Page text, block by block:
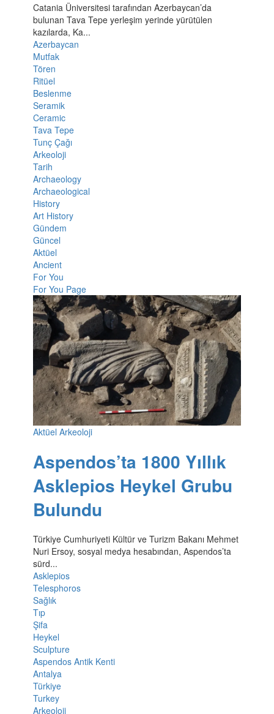
Catania Üniversitesi tarafından Azerbaycan’da
bulunan Tava Tepe yerleşim yerinde yürütülen
kazılarda, Ka...
Azerbaycan
Mutfak
Tören
Ritüel
Beslenme
Seramik
Ceramic
Tava Tepe
Tunç Çağı
Arkeoloji
Tarih
Archaeology
Archaeological
History
Art History
Gündem
Güncel
Aktüel
Ancient
For You
For You Page
Aktüel Arkeoloji
Aspendos’ta 1800 Yıllık
Asklepios Heykel Grubu
Bulundu
Türkiye Cumhuriyeti Kültür ve Turizm Bakanı Mehmet
Nuri Ersoy, sosyal medya hesabından, Aspendos’ta
sürd...
Asklepios
Telesphoros
Sağlık
Tıp
Şifa
Heykel
Sculpture
Aspendos Antik Kenti
Antalya
Türkiye
Turkey
Arkeoloji